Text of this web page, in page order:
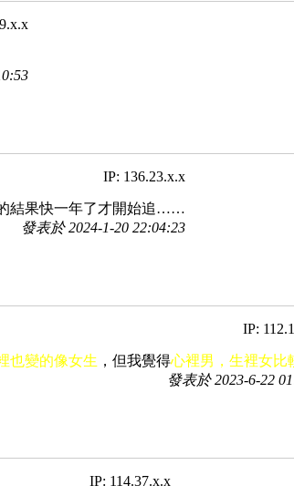
IP: 136.23.x.x
結果快一年了才開始追……
發表於 2024-1-20 22:04:23
IP:
也變的像女生 ，但我覺得心裡男，生裡女比
發表於 2023-6-22
IP: 114.37.x.x